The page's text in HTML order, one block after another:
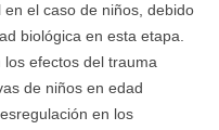
el caso de niños, debido
biológica en esta etapa.
efectos del trauma
de niños en edad
en los